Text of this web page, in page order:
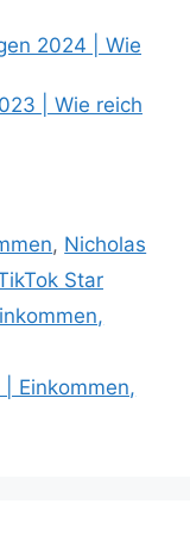
2024 | Wie
| Wie reich
, Nicholas
Star
Einkommen,